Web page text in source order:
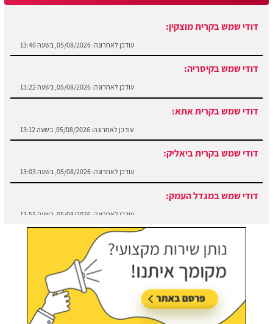
דודי שמש בקרית מוצקין:
עודכן לאחרונה: 05/08/2026, בשעה 13:40
דודי שמש בקיסריה:
עודכן לאחרונה: 05/08/2026, בשעה 13:22
דודי שמש בקרית אתא:
עודכן לאחרונה: 05/08/2026, בשעה 13:12
דודי שמש בקרית ביאליק:
עודכן לאחרונה: 05/08/2026, בשעה 13:03
דודי שמש במגדל העמק:
עודכן לאחרונה: 05/08/2026, בשעה 13:55